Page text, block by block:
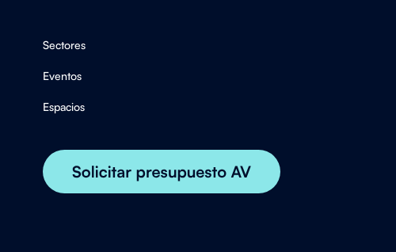
Sectores
Eventos
Espacios